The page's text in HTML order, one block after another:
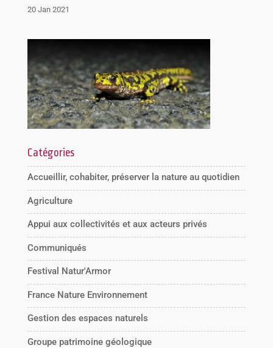
20 Jan 2021
Catégories
Accueillir, cohabiter, préserver la nature au quotidien
Agriculture
Appui aux collectivités et aux acteurs privés
Communiqués
Festival Natur'Armor
France Nature Environnement
Gestion des espaces naturels
Groupe patrimoine géologique